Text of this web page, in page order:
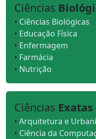
Ciências
• Ciências Biológicas
• Educação Física
• Enfermagem
• Farmácia
• Nutrição
Ciências Exatas
• Arquitetura e
• Ciência da